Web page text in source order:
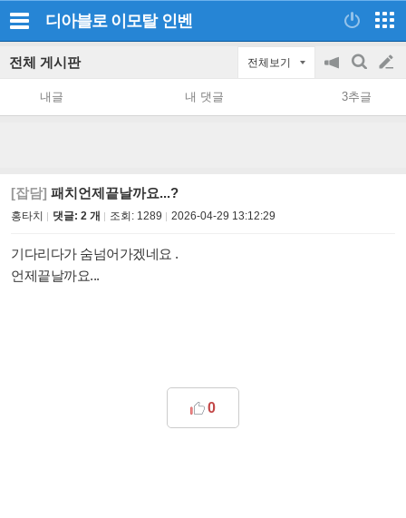
디아블로 이모탈 인벤
전체 게시판 전체보기
공
on/off
검
색
글
쓰
내글 내 댓글 3추글
[잡담] 패치언제끝날까요...?
홍타치 댓글: 2 개 조회: 1289 2026-04-29 13:12:29
기다리다가 숨넘어가겠네요 .
언제끝날까요...
0